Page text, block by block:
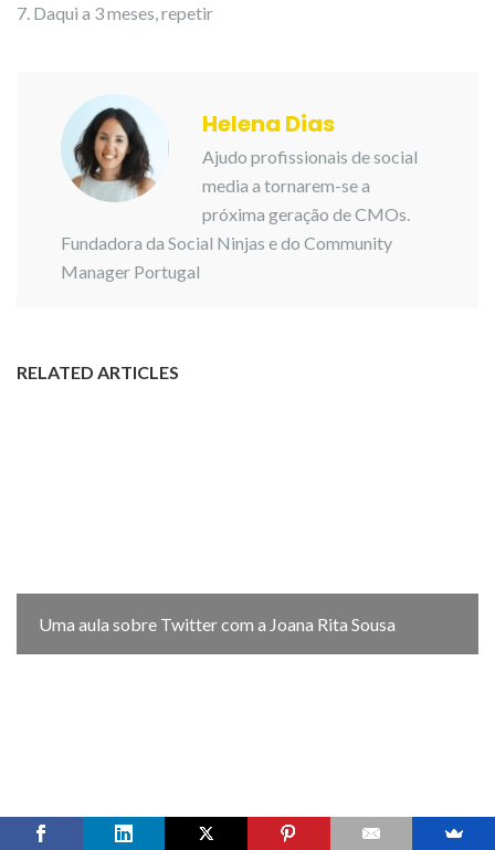
7. Daqui a 3 meses, repetir
Helena Dias
Ajudo profissionais de social
media a tornarem-se a
próxima geração de CMOs.
Fundadora da Social Ninjas e do Community
Manager Portugal
RELATED ARTICLES
Uma aula sobre Twitter com a Joana Rita Sousa